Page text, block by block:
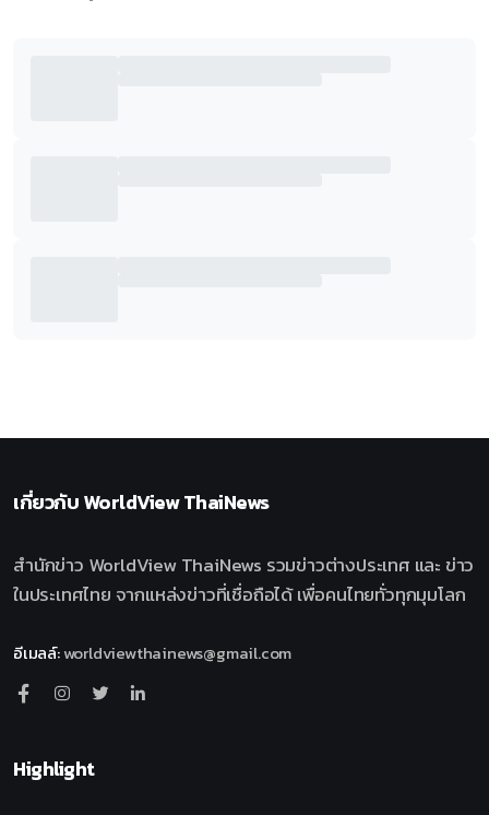
เกี่ยวกับWorldView ThaiNews
สำนักข่าว WorldView ThaiNews รวมข่าวต่างประเทศ และ ข่าว
ในประเทศไทย จากแหล่งข่าวที่เชื่อถือได้ เพื่อคนไทยทั่วทุกมุมโลก
อีเมลล์:worldviewthainews@gmail.com
Highlight